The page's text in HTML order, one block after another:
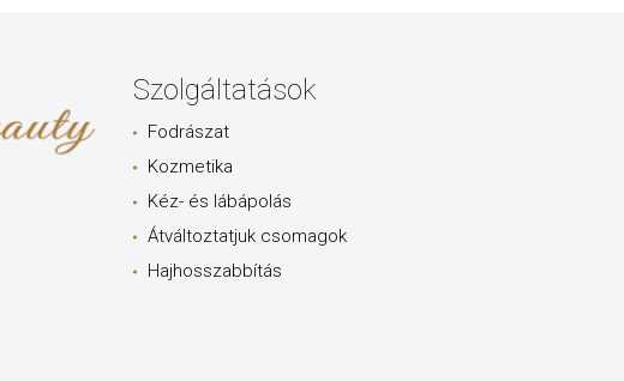
Szolgáltatások
Fodrászat
Kozmetika
Kéz- és lábápolás
Átváltoztatjuk csomagok
Hajhosszabbítás